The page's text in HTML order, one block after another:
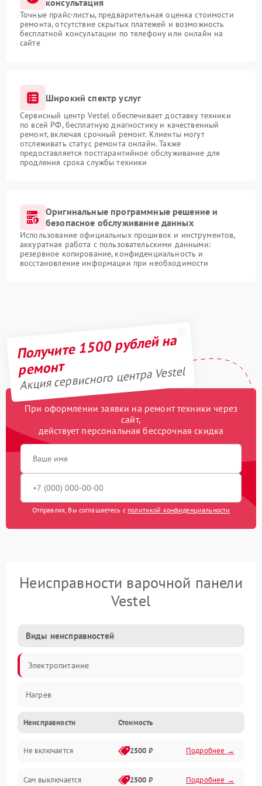
консультация
Точные прайс-листы, предварительная оценка стоимости
ремонта, отсутствие скрытых платежей и возможность
бесплатной консультации по телефону или онлайн на
сайте
Широкий спектр услуг
Сервисный центр Vestel обеспечивает доставку техники
по всей РФ, бесплатную диагностику и качественный
ремонт, включая срочный ремонт. Клиенты могут
отслеживать статус ремонта онлайн. Также
предоставляется постгарантийное обслуживание для
продления срока службы техники
Оригинальные программные решение и
безопасное обслуживание данных
Использование официальных прошивок и инструментов,
аккуратная работа с пользовательскими данными:
резервное копирование, конфиденциальность и
восстановление информации при необходимости
Получите 1500 рублей на
ремонт
Акция сервисного центра Vestel
При оформлении заявки на ремонт техники через
сайт,
действует персональная бессрочная скидка
Отправляя, Вы соглашаетесь с политикой конфиденциальности
Неисправности варочной панели
Vestel
Виды неисправностей
Электропитание
Нагрев
Неисправности Стоимость
Не включается 2500 ₽ Подробнее →
Сам выключается 2500 ₽ Подробнее →